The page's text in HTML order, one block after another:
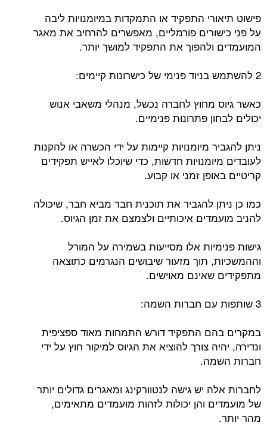
פישוט תיאורי התפקיד או התמקדות במיומנויות ליבה
על פני כישורים פורמליים, מאפשרים להרחיב את מאגר
המועמדים ולהפוך את התפקיד למושך יותר.
2 להשתמש בניוד פנימי של כישרונות קיימים:
כאשר גיוס מחוץ לחברה נכשל, מנהלי משאבי אנוש
יכולים לבחון פתרונות פנימיים.
ניתן להגביר מיומנויות קיימות על ידי הכשרה או להקנות
לעובדים מיומנויות חדשות, כדי שיוכלו לאייש תפקידים
קריטיים באופן זמני או קבוע.
כמו כן ניתן להגביר את תוכנית חבר מביא חבר, שיכולה
להניב מועמדים איכותיים ולצמצם את זמן הגיוס.
גישות פנימיות אלו מסייעות בשמירה על המורל
וההמשכיות, תוך מזעור שיבושים הנגרמים כתוצאה
מתפקידים שאינם מאוישים.
3 שותפות עם חברות השמה:
במקרים בהם התפקיד דורש התמחות מאוד ספציפית
ונדירה, יהיה צורך להוציא את הגיוס למיקור חוץ על ידי
חברות השמה.
לחברות אלה יש גישה לנטוורקינג ומאגרים גדולים יותר
של מועמדים והן יכולות לזהות מועמדים מתאימים,
מהר יותר.